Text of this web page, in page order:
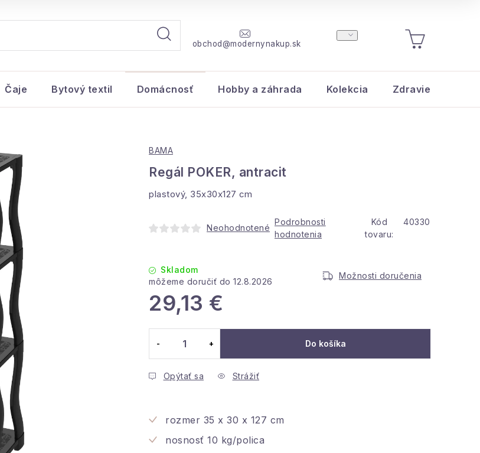
obchod@modernynakup.sk
NÁKUPNÝ
KOŠÍK
Čaje Bytový textil Domácnosť Hobby a záhrada Kolekcia Zdravie a krása
BAMA
Regál POKER, antracit
plastový, 35x30x127 cm
Neohodnotené
Podrobnosti
hodnotenia
Kód
tovaru:
40330
Skladom
12.8.2026
Možnosti doručenia
29,13 €
Do košíka
Opýtať sa Strážiť
rozmer 35 x 30 x 127 cm
nosnosť 10 kg/polica